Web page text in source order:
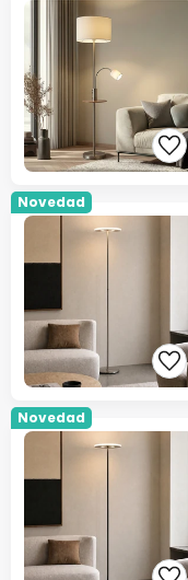
Novedad
Novedad